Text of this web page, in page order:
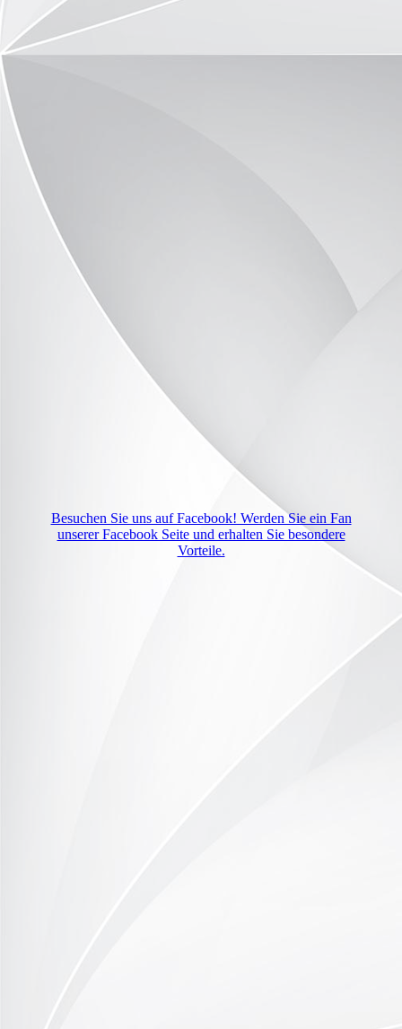
Besuchen Sie uns auf Facebook! Werden Sie ein Fan
unserer Facebook Seite und erhalten Sie besondere
Vorteile.